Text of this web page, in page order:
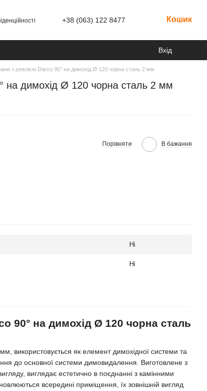
+38 (063) 122 8477 Кошик
Вхід
з ревізією Darco 90° на димохід Ø 120 чорна сталь 2 мм
на димохід Ø 120 чорна сталь 2 мм
Порівняти В бажання
Ні
Ні
90° на димохід Ø 120 чорна сталь
використовується як елемент димохідної системи та
до основної системи димовидалення. Виготовлене з
виглядає естетично в поєднанні з камінними
всередині приміщення, їх зовнішній вигляд